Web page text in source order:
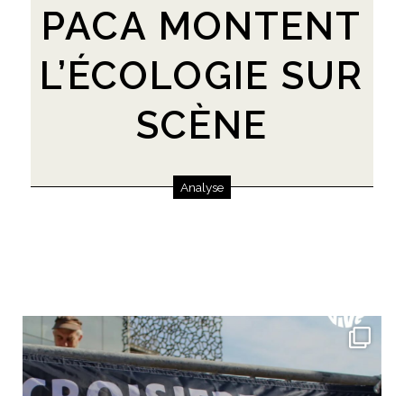
PACA MONTENT
L’ÉCOLOGIE SUR
SCÈNE
Analyse